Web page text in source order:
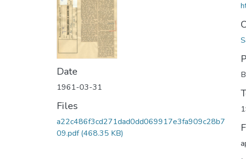
Date
1961-03-31
Files
a22c486f3cd271dad0dd069917e3fa909c28b7
09.pdf(468.35 KB)